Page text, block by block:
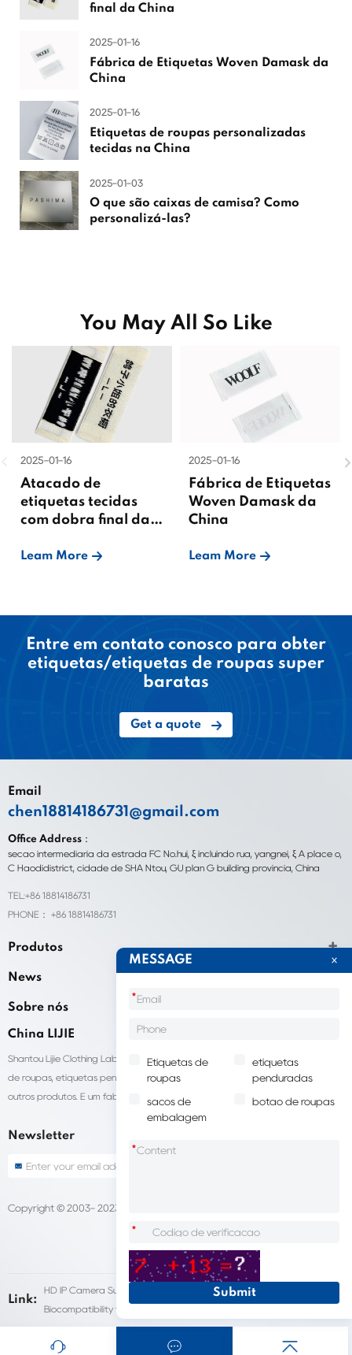
final da China
2025-01-16
Fábrica de Etiquetas Woven Damask da
China
2025-01-16
Etiquetas de roupas personalizadas
tecidas na China
2025-01-03
O que são caixas de camisa? Como
personalizá-las?
You May All So Like
2025-01-16
Atacado de
etiquetas tecidas
com dobra final da
Leam More
2025-01-16
Fábrica de Etiquetas
Woven Damask da
China
Leam More
Entre em contato conosco para obter
etiquetas/etiquetas de roupas super
baratas
Get a quote
Email
chen18814186731@gmail.com
Office Address：
seção intermediária da estrada FC No.hui, ξ incluindo rua, yangnei, ξ A place o,
C Haodidistrict, cidade de SHA Ntou, GU plan G building província, China
TEL:+86 18814186731
PHONE： +86 18814186731
Produtos
News
Sobre nós
China LIJIE
Shantou Lijie Clothing Labels fornece serviços personalizados para etiquetas
de roupas, etiquetas penduradas, sacolas para embalagens de roupas e
outros produtos. É um fabricante líder de acessórios de vestuário na China.
Newsletter
Copyright © 2003- 2023 China LIJIE Etiquetas de roupas
Link:
HD IP Camera Supplier Fleet Dash Cam
Biocompatibility testing
MESSAGE
*
Etiquetas de
roupas
etiquetas
penduradas
sacos de
embalagem
botão de roupas
*
*